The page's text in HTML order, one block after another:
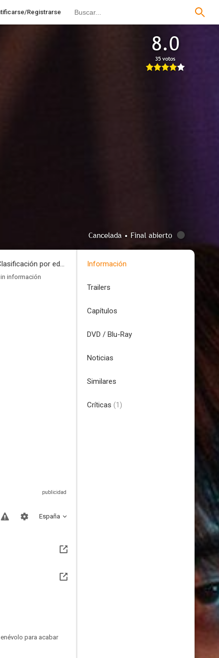
Registrarse
8.0
35 votos
Cancelada • Final abierto
Clasificación por edades
información
España
para acabar
Información
Trailers
Capítulos
DVD / Blu-Ray
Noticias
Similares
Críticas (1)